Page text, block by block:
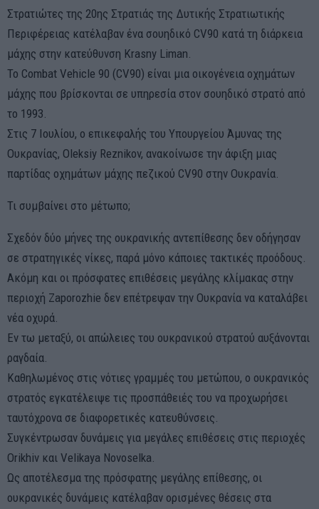
Στρατιώτες της 20ης Στρατιάς της Δυτικής Στρατιωτικής
Περιφέρειας κατέλαβαν ένα σουηδικό CV90 κατά τη διάρκεια
μάχης στην κατεύθυνση Krasny Liman.
Το Combat Vehicle 90 (CV90) είναι μια οικογένεια οχημάτων
μάχης που βρίσκονται σε υπηρεσία στον σουηδικό στρατό από
το 1993.
Στις 7 Ιουλίου, ο επικεφαλής του Υπουργείου Άμυνας της
Ουκρανίας, Oleksiy Reznikov, ανακοίνωσε την άφιξη μιας
παρτίδας οχημάτων μάχης πεζικού CV90 στην Ουκρανία.
Τι συμβαίνει στο μέτωπο;
Σχεδόν δύο μήνες της ουκρανικής αντεπίθεσης δεν οδήγησαν
σε στρατηγικές νίκες, παρά μόνο κάποιες τακτικές προόδους.
Ακόμη και οι πρόσφατες επιθέσεις μεγάλης κλίμακας στην
περιοχή Zaporozhie δεν επέτρεψαν την Ουκρανία να καταλάβει
νέα οχυρά.
Εν τω μεταξύ, οι απώλειες του ουκρανικού στρατού αυξάνονται
ραγδαία.
Καθηλωμένος στις νότιες γραμμές του μετώπου, ο ουκρανικός
στρατός εγκατέλειψε τις προσπάθειές του να προχωρήσει
ταυτόχρονα σε διαφορετικές κατευθύνσεις.
Συγκέντρωσαν δυνάμεις για μεγάλες επιθέσεις στις περιοχές
Orikhiv και Velikaya Novoselka.
Ως αποτέλεσμα της πρόσφατης μεγάλης επίθεσης, οι
ουκρανικές δυνάμεις κατέλαβαν ορισμένες θέσεις στα